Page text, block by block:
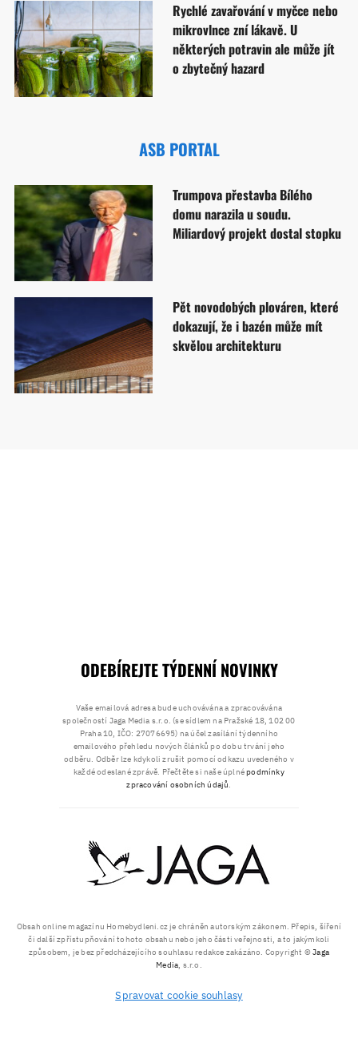
Rychlé zavařování v myčce nebo
mikrovlnce zní lákavě. U
některých potravin ale může jít
o zbytečný hazard
ASB PORTAL
Trumpova přestavba Bílého
domu narazila u soudu.
Miliardový projekt dostal stopku
Pět novodobých plováren, které
dokazují, že i bazén může mít
skvělou architekturu
Obsah online magazínu Homebydleni.cz je chráněn autorským zákonem. Přepis, šíření
či další zpřístupňování tohoto obsahu nebo jeho části veřejnosti, a to jakýmkoli
způsobem, je bez předcházejícího souhlasu redakce zakázáno. Copyright ©Jaga
Media, s.r.o.
Spravovat cookie souhlasy
ODEBÍREJTE TÝDENNÍ NOVINKY
Vaše emailová adresa bude uchovávána a zpracovávána
společností Jaga Media s.r.o. (se sídlem na Pražské 18, 102 00
Praha 10, IČO: 27076695) na účel zasílání týdenního
emailového přehledu nových článků po dobu trvání jeho
odběru. Odběr lze kdykoli zrušit pomocí odkazu uvedeného v
každé odeslané zprávě. Přečtěte si naše úplnépodmínky
zpracování osobních údajů.